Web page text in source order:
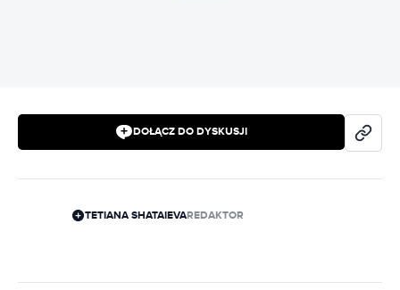
DOŁĄCZ DO DYSKUSJI
TETIANA SHATAIEVAREDAKTOR